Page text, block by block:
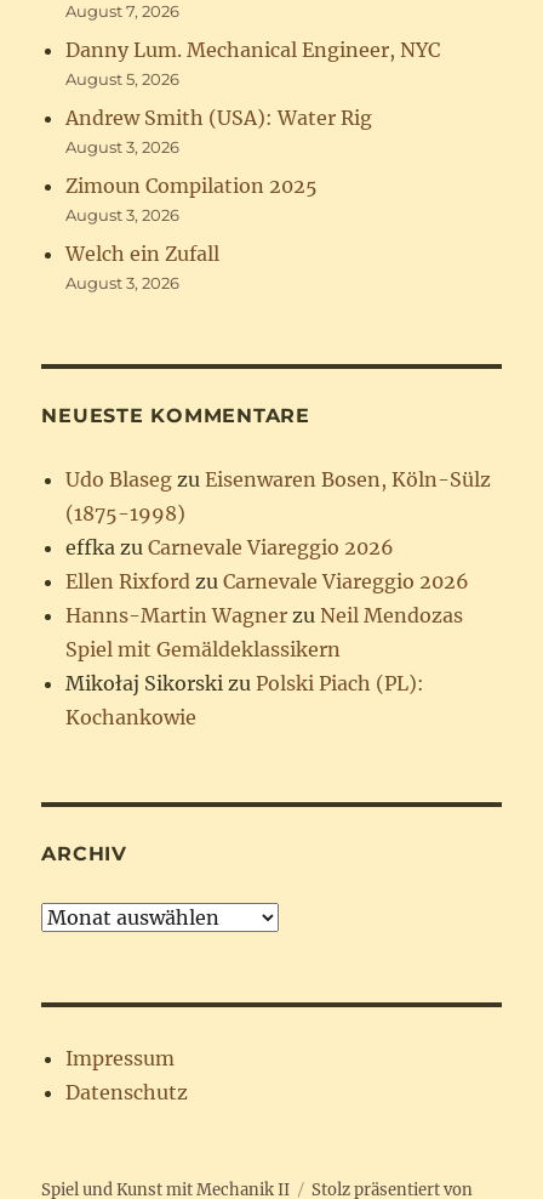
August 7, 2026
Danny Lum. Mechanical Engineer, NYC
August 5, 2026
Andrew Smith (USA): Water Rig
August 3, 2026
Zimoun Compilation 2025
August 3, 2026
Welch ein Zufall
August 3, 2026
NEUESTE KOMMENTARE
Udo Blaseg zuEisenwaren Bosen, Köln-Sülz
(1875-1998)
effka zuCarnevale Viareggio 2026
Ellen Rixford zuCarnevale Viareggio 2026
Hanns-Martin Wagner zuNeil Mendozas
Spiel mit Gemäldeklassikern
Mikołaj Sikorski zuPolski Piach (PL):
Kochankowie
ARCHIV
Archiv
Impressum
Datenschutz
Spiel und Kunst mit Mechanik II Stolz präsentiert von